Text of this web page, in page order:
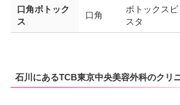
口角ボトック
ス
口角
ボトックスビ
スタ
石川にあるTCB東京中央美容外科のクリ